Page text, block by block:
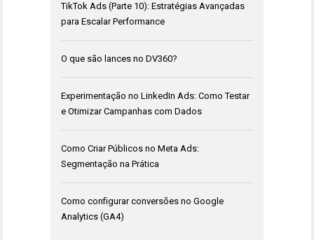
TikTok Ads (Parte 10): Estratégias Avançadas
para Escalar Performance
O que são lances no DV360?
Experimentação no LinkedIn Ads: Como Testar
e Otimizar Campanhas com Dados
Como Criar Públicos no Meta Ads:
Segmentação na Prática
Como configurar conversões no Google
Analytics (GA4)